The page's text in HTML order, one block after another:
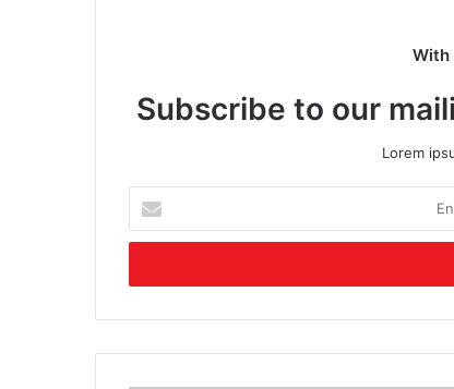
With
Subscribe to our
Lorem
your
Email